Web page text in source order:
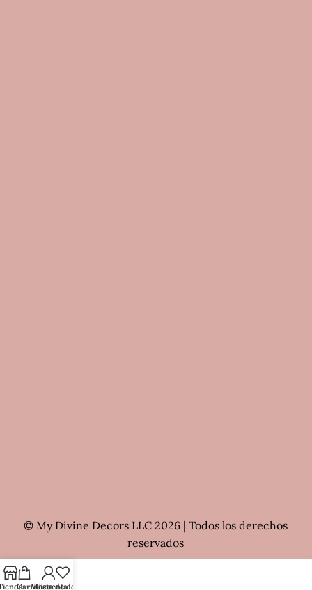
© My Divine Decors LLC 2026 | Todos los derechos
reservados
CarritoMi cuenta
Lista de deseos